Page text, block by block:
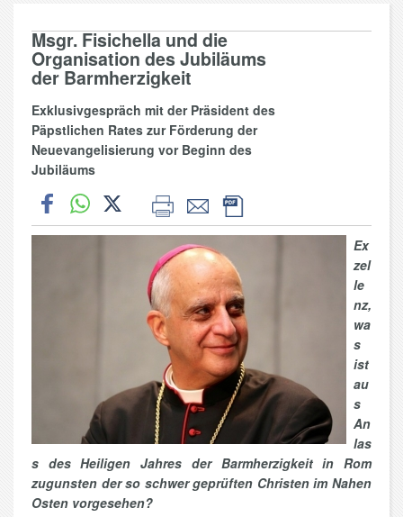
Msgr. Fisichella und die
Organisation des Jubiläums
der Barmherzigkeit
Exklusivgespräch mit der Präsident des
Päpstlichen Rates zur Förderung der
Neuevangelisierung vor Beginn des
Jubiläums
Ex
zel
le
nz,
wa
s
ist
au
s
An
las
s des Heiligen Jahres der Barmherzigkeit in Rom
zugunsten der so schwer geprüften Christen im Nahen
Osten vorgesehen?